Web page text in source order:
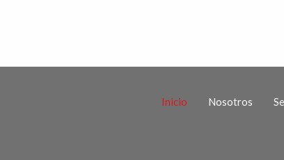
Inicio
Nosotros